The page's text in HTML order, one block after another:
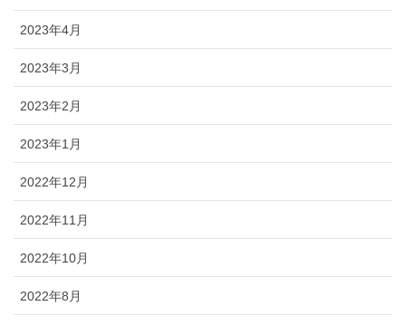
2023年4月
2023年3月
2023年2月
2023年1月
2022年12月
2022年11月
2022年10月
2022年8月